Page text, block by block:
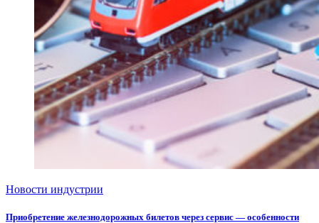
Новости индустрии
Приобретение железнодорожных билетов через сервис — особенности